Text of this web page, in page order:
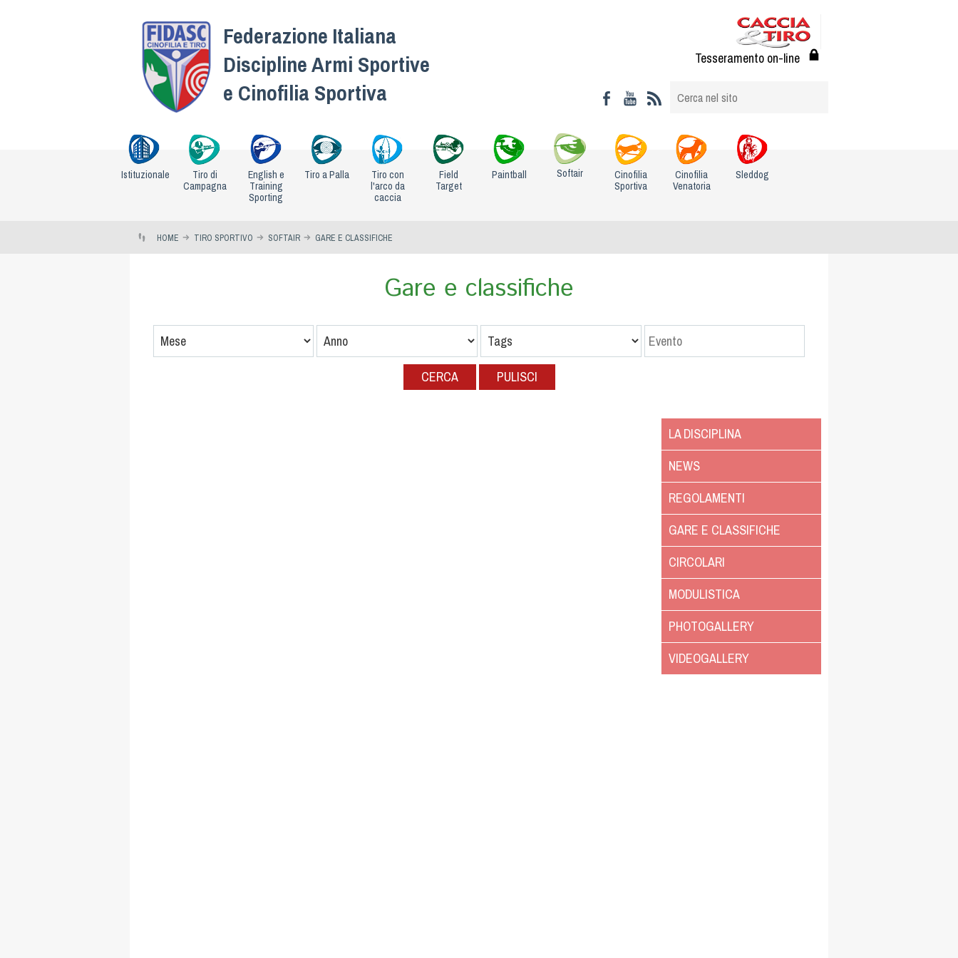
Federazione Italiana
Discipline Armi Sportive
e Cinofilia Sportiva
Tesseramento on-line
Istituzionale
Tiro di
Campagna
English e
Training
Sporting
Tiro a Palla
Tiro con
l'arco da
caccia
Field
Target
Paintball Softair
Cinofilia
Sportiva
Cinofilia
Venatoria
Sleddog
HOME TIRO SPORTIVO SOFTAIR GARE E CLASSIFICHE
Gare e classifiche
CERCA PULISCI
LA DISCIPLINA
NEWS
REGOLAMENTI
GARE E CLASSIFICHE
CIRCOLARI
MODULISTICA
PHOTOGALLERY
VIDEOGALLERY